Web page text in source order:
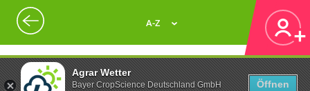
Agrar Wetter
Bayer CropScience Deutschland GmbH
Öffnen
A-Z